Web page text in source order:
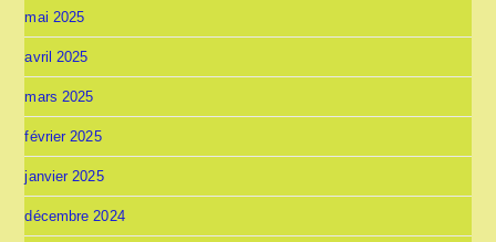
mai 2025
avril 2025
mars 2025
février 2025
janvier 2025
décembre 2024